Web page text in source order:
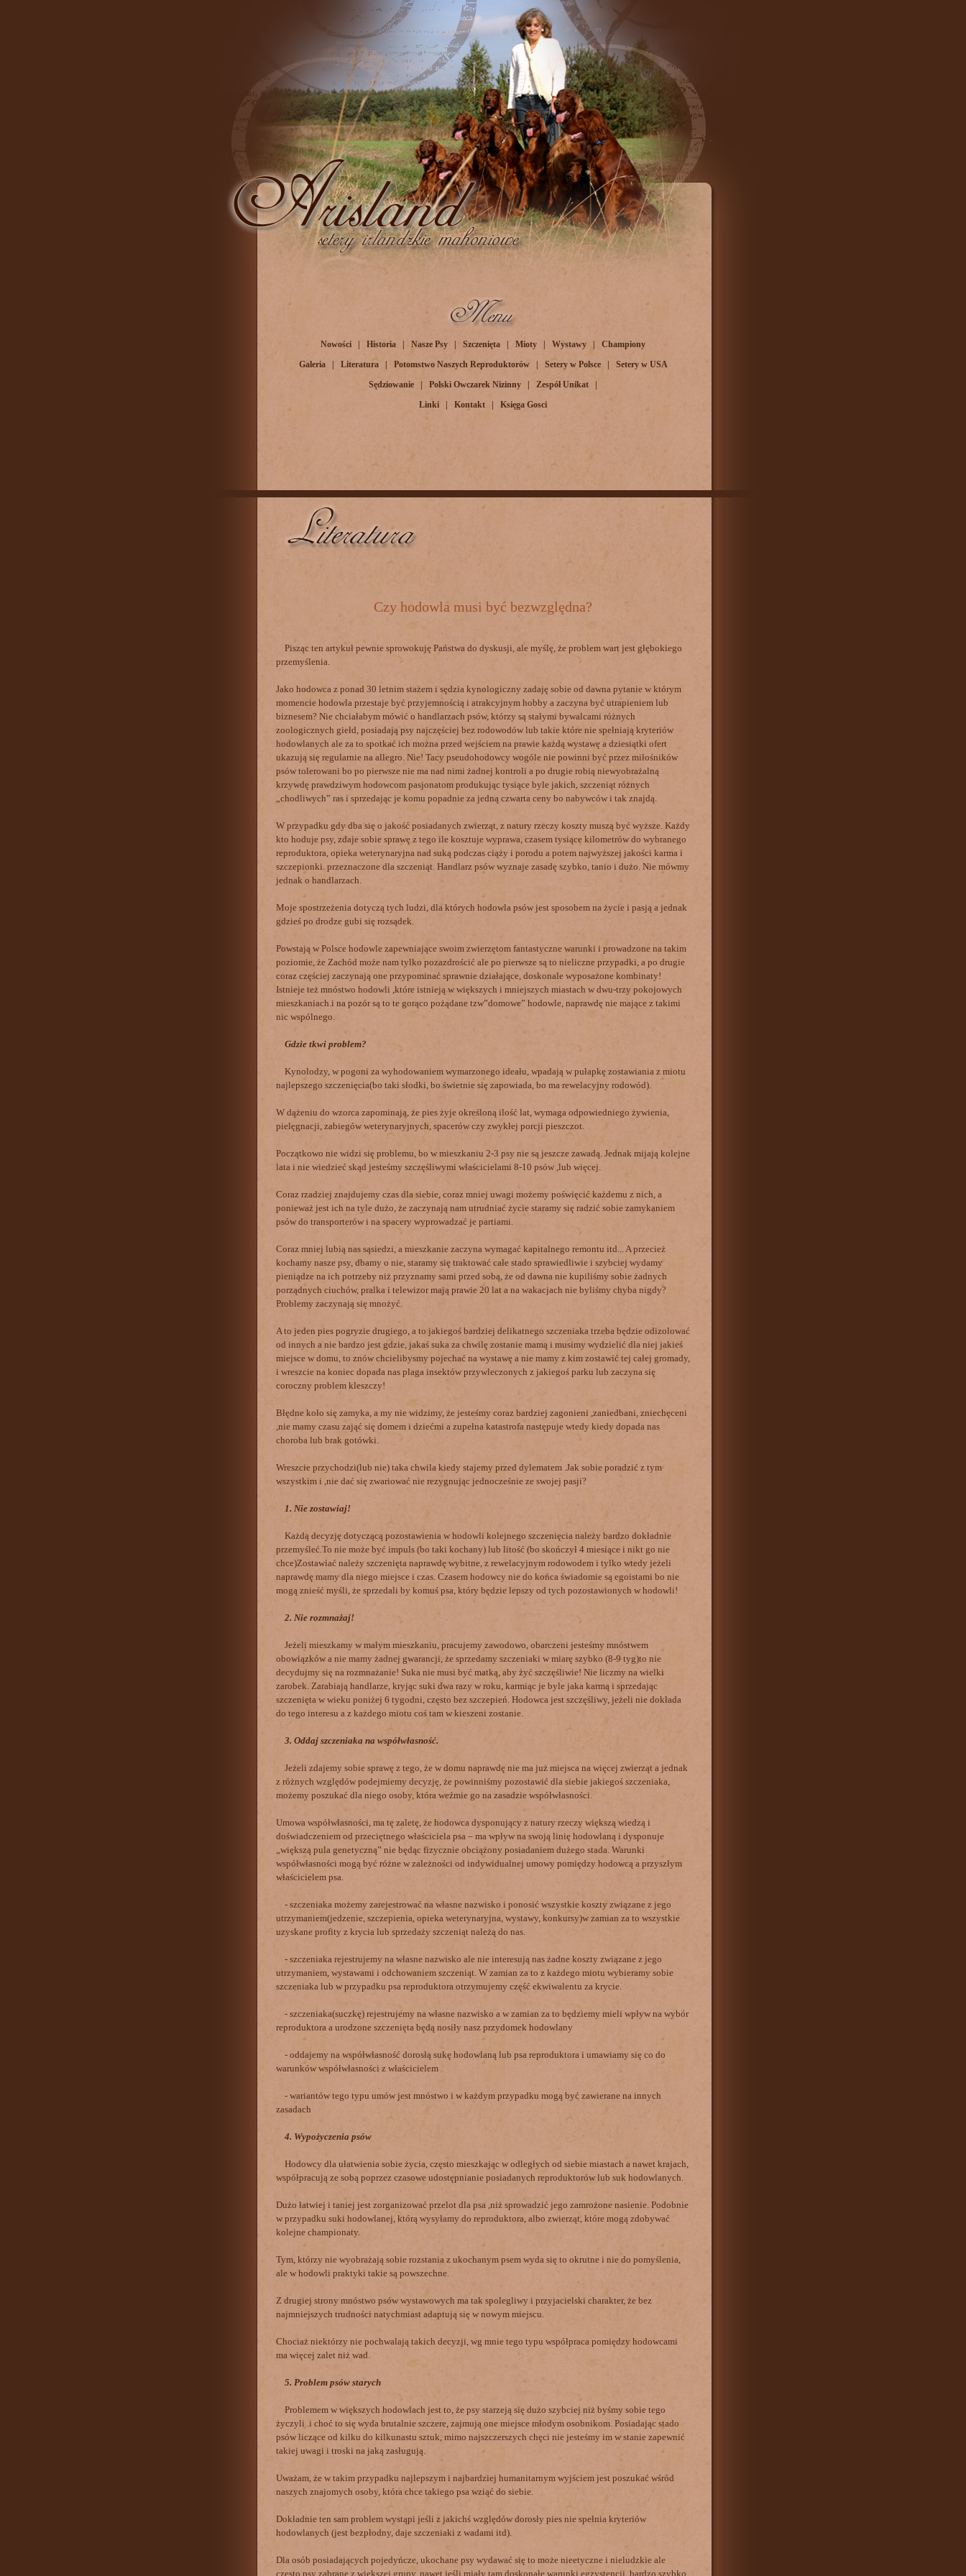
Nowości Historia Nasze Psy Szczenięta Mioty Wystawy
Championy
Galeria| Literatura| Potomstwo Naszych Reproduktorów| Setery w Polsce| Setery w USA
Sędziowanie
Polski Owczarek Nizinny Zespół Unikat
Linki
Kontakt Księga Gosci
Czy hodowla musi być bezwzględna?
Pisząc ten artykuł pewnie sprowokuję Państwa do dyskusji, ale myślę, że problem wart jest głębokiego
przemyślenia.
Jako hodowca z ponad 30 letnim stażem i sędzia kynologiczny zadaję sobie od dawna pytanie w którym
momencie hodowla przestaje być przyjemnością i atrakcyjnym hobby a zaczyna być utrapieniem lub
biznesem? Nie chciałabym mówić o handlarzach psów, którzy są stałymi bywalcami różnych
zoologicznych giełd, posiadają psy najczęściej bez rodowodów lub takie które nie spełniają kryteriów
hodowlanych ale za to spotkać ich można przed wejściem na prawie każdą wystawę a dziesiątki ofert
ukazują się regularnie na allegro. Nie! Tacy pseudohodowcy wogóle nie powinni być przez miłośników
psów tolerowani bo po pierwsze nie ma nad nimi żadnej kontroli a po drugie robią niewyobrażalną
krzywdę prawdziwym hodowcom pasjonatom produkując tysiące byle jakich, szczeniąt różnych
„chodliwych” ras i sprzedając je komu popadnie za jedną czwarta ceny bo nabywców i tak znajdą.
W przypadku gdy dba się o jakość posiadanych zwierząt, z natury rzeczy koszty muszą być wyższe. Każdy
kto hoduje psy, zdaje sobie sprawę z tego ile kosztuje wyprawa, czasem tysiące kilometrów do wybranego
reproduktora, opieka weterynaryjna nad suką podczas ciąży i porodu a potem najwyższej jakości karma i
szczepionki. przeznaczone dla szczeniąt. Handlarz psów wyznaje zasadę szybko, tanio i dużo. Nie mówmy
jednak o handlarzach.
Moje spostrzeżenia dotyczą tych ludzi, dla których hodowla psów jest sposobem na życie i pasją a jednak
gdzieś po drodze gubi się rozsądek.
Powstają w Polsce hodowle zapewniające swoim zwierzętom fantastyczne warunki i prowadzone na takim
poziomie, że Zachód może nam tylko pozazdrościć ale po pierwsze są to nieliczne przypadki, a po drugie
coraz częściej zaczynają one przypominać sprawnie działające, doskonale wyposażone kombinaty!
Istnieje też mnóstwo hodowli ,które istnieją w większych i mniejszych miastach w dwu-trzy pokojowych
mieszkaniach.i na pozór są to te gorąco pożądane tzw”domowe” hodowle, naprawdę nie mające z takimi
nic wspólnego.
Gdzie tkwi problem?
Kynolodzy, w pogoni za wyhodowaniem wymarzonego ideału, wpadają w pułapkę zostawiania z miotu
najlepszego szczenięcia(bo taki słodki, bo świetnie się zapowiada, bo ma rewelacyjny rodowód).
W dążeniu do wzorca zapominają, że pies żyje określoną ilość lat, wymaga odpowiedniego żywienia,
pielęgnacji, zabiegów weterynaryjnych, spacerów czy zwykłej porcji pieszczot.
Początkowo nie widzi się problemu, bo w mieszkaniu 2-3 psy nie są jeszcze zawadą. Jednak mijają kolejne
lata i nie wiedzieć skąd jesteśmy szczęśliwymi właścicielami 8-10 psów ,lub więcej.
Coraz rzadziej znajdujemy czas dla siebie, coraz mniej uwagi możemy poświęcić każdemu z nich, a
ponieważ jest ich na tyle dużo, że zaczynają nam utrudniać życie staramy się radzić sobie zamykaniem
psów do transporterów i na spacery wyprowadzać je partiami.
Coraz mniej lubią nas sąsiedzi, a mieszkanie zaczyna wymagać kapitalnego remontu itd... A przecież
kochamy nasze psy, dbamy o nie, staramy się traktować całe stado sprawiedliwie i szybciej wydamy
pieniądze na ich potrzeby niż przyznamy sami przed sobą, że od dawna nie kupiliśmy sobie żadnych
porządnych ciuchów, pralka i telewizor mają prawie 20 lat a na wakacjach nie byliśmy chyba nigdy?
Problemy zaczynają się mnożyć.
A to jeden pies pogryzie drugiego, a to jakiegoś bardziej delikatnego szczeniaka trzeba będzie odizolować
od innych a nie bardzo jest gdzie, jakaś suka za chwilę zostanie mamą i musimy wydzielić dla niej jakieś
miejsce w domu, to znów chcielibysmy pojechać na wystawę a nie mamy z kim zostawić tej całej gromady,
i wreszcie na koniec dopada nas plaga insektów przywleczonych z jakiegoś parku lub zaczyna się
coroczny problem kleszczy!
Błędne koło się zamyka, a my nie widzimy, że jesteśmy coraz bardziej zagonieni ,zaniedbani, zniechęceni
,nie mamy czasu zająć się domem i dziećmi a zupełna katastrofa następuje wtedy kiedy dopada nas
choroba lub brak gotówki.
Wreszcie przychodzi(lub nie) taka chwila kiedy stajemy przed dylematem .Jak sobie poradzić z tym
wszystkim i ,nie dać się zwariować nie rezygnując jednocześnie ze swojej pasji?
1. Nie zostawiaj!
Każdą decyzję dotyczącą pozostawienia w hodowli kolejnego szczenięcia należy bardzo dokładnie
przemyśleć.To nie może być impuls (bo taki kochany) lub litość (bo skończył 4 miesiące i nikt go nie
chce)Zostawiać należy szczenięta naprawdę wybitne, z rewelacyjnym rodowodem i tylko wtedy jeżeli
naprawdę mamy dla niego miejsce i czas. Czasem hodowcy nie do końca świadomie są egoistami bo nie
mogą znieść myśli, że sprzedali by komuś psa, który będzie lepszy od tych pozostawionych w hodowli!
2. Nie rozmnażaj!
Jeżeli mieszkamy w małym mieszkaniu, pracujemy zawodowo, obarczeni jesteśmy mnóstwem
obowiązków a nie mamy żadnej gwarancji, że sprzedamy szczeniaki w miarę szybko (8-9 tyg)to nie
decydujmy się na rozmnażanie! Suka nie musi być matką, aby żyć szczęśliwie! Nie liczmy na wielki
zarobek. Zarabiają handlarze, kryjąc suki dwa razy w roku, karmiąc je byle jaka karmą i sprzedając
szczenięta w wieku poniżej 6 tygodni, często bez szczepień. Hodowca jest szczęśliwy, jeżeli nie dokłada
do tego interesu a z każdego miotu coś tam w kieszeni zostanie.
3. Oddaj szczeniaka na współwłasność.
Jeżeli zdajemy sobie sprawę z tego, że w domu naprawdę nie ma już miejsca na więcej zwierząt a jednak
z różnych względów podejmiemy decyzję, że powinniśmy pozostawić dla siebie jakiegoś szczeniaka,
możemy poszukać dla niego osoby, która weźmie go na zasadzie współwłasności.
Umowa współwłasności, ma tę zaletę, że hodowca dysponujący z natury rzeczy większą wiedzą i
doświadczeniem od przeciętnego właściciela psa – ma wpływ na swoją linię hodowlaną i dysponuje
„większą pula genetyczną” nie będąc fizycznie obciążony posiadaniem dużego stada. Warunki
współwłasności mogą być różne w zależności od indywidualnej umowy pomiędzy hodowcą a przyszłym
właścicielem psa.
- szczeniaka możemy zarejestrować na własne nazwisko i ponosić wszystkie koszty związane z jego
utrzymaniem(jedzenie, szczepienia, opieka weterynaryjna, wystawy, konkursy)w zamian za to wszystkie
uzyskane profity z krycia lub sprzedaży szczeniąt należą do nas.
- szczeniaka rejestrujemy na własne nazwisko ale nie interesują nas żadne koszty związane z jego
utrzymaniem, wystawami i odchowaniem szczeniąt. W zamian za to z każdego miotu wybieramy sobie
szczeniaka lub w przypadku psa reproduktora otrzymujemy część ekwiwalentu za krycie.
- szczeniaka(suczkę) rejestrujemy na własne nazwisko a w zamian za to będziemy mieli wpływ na wybór
reproduktora a urodzone szczenięta będą nosiły nasz przydomek hodowlany
- oddajemy na współwłasność dorosłą sukę hodowlaną lub psa reproduktora i umawiamy się co do
warunków współwłasności z właścicielem
- wariantów tego typu umów jest mnóstwo i w każdym przypadku mogą być zawierane na innych
zasadach
4. Wypożyczenia psów
Hodowcy dla ułatwienia sobie życia, często mieszkając w odległych od siebie miastach a nawet krajach,
współpracują ze sobą poprzez czasowe udostępnianie posiadanych reproduktorów lub suk hodowlanych.
Dużo łatwiej i taniej jest zorganizować przelot dla psa ,niż sprowadzić jego zamrożone nasienie. Podobnie
w przypadku suki hodowlanej, którą wysyłamy do reproduktora, albo zwierząt, które mogą zdobywać
kolejne championaty.
Tym, którzy nie wyobrażają sobie rozstania z ukochanym psem wyda się to okrutne i nie do pomyślenia,
ale w hodowli praktyki takie są powszechne.
Z drugiej strony mnóstwo psów wystawowych ma tak spolegliwy i przyjacielski charakter, że bez
najmniejszych trudności natychmiast adaptują się w nowym miejscu.
Chociaż niektórzy nie pochwalają takich decyzji, wg mnie tego typu współpraca pomiędzy hodowcami
ma więcej zalet niż wad.
5. Problem psów starych
Problemem w większych hodowlach jest to, że psy starzeją się dużo szybciej niż byśmy sobie tego
życzyli .i choć to się wyda brutalnie szczere, zajmują one miejsce młodym osobnikom. Posiadając stado
psów liczące od kilku do kilkunastu sztuk, mimo najszczerszych chęci nie jesteśmy im w stanie zapewnić
takiej uwagi i troski na jaką zasługują.
Uważam, że w takim przypadku najlepszym i najbardziej humanitarnym wyjściem jest poszukać wśród
naszych znajomych osoby, która chce takiego psa wziąć do siebie.
Dokładnie ten sam problem wystąpi jeśli z jakichś względów dorosły pies nie spełnia kryteriów
hodowlanych (jest bezpłodny, daje szczeniaki z wadami itd).
Dla osób posiadających pojedyńcze, ukochane psy wydawać się to może nieetyczne i nieludzkie ale
często psy zabrane z większej grupy, nawet jeśli miały tam doskonałe warunki egzystencji, bardzo szybko